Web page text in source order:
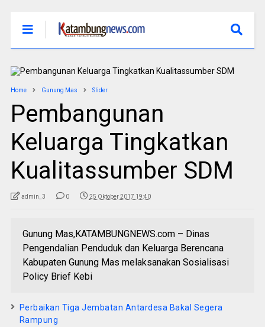
Home Gunung Mas Slider
Pembangunan
Keluarga Tingkatkan
Kualitassumber SDM
admin_3 0 25 Oktober 2017 19:40
Gunung Mas,KATAMBUNGNEWS.com – Dinas
Pengendalian Penduduk dan Keluarga Berencana
Kabupaten Gunung Mas melaksanakan Sosialisasi
Policy Brief Kebi
Perbaikan Tiga Jembatan Antardesa Bakal Segera
Rampung